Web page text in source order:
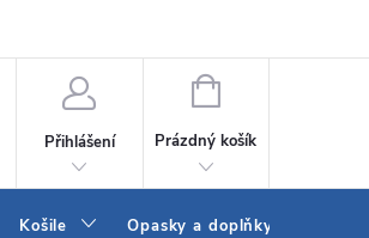
Přihlášení
NÁKUPNÍ
Prázdný košík
Košile Opasky a doplňky